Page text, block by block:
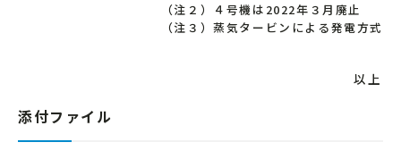
（注２）４号機は2022年３月廃止
（注３）蒸気タービンによる発電方式
以上
添付ファイル